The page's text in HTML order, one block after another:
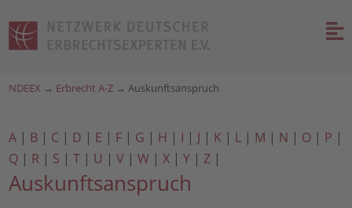
NDEEX → Erbrecht A-Z →Auskunftsanspruch
A | B | C | D | E | F | G | H | I | J | K | L | M | N | O | P |
Q | R | S |T | U |V |W |X |Y |Z |
Auskunftsanspruch